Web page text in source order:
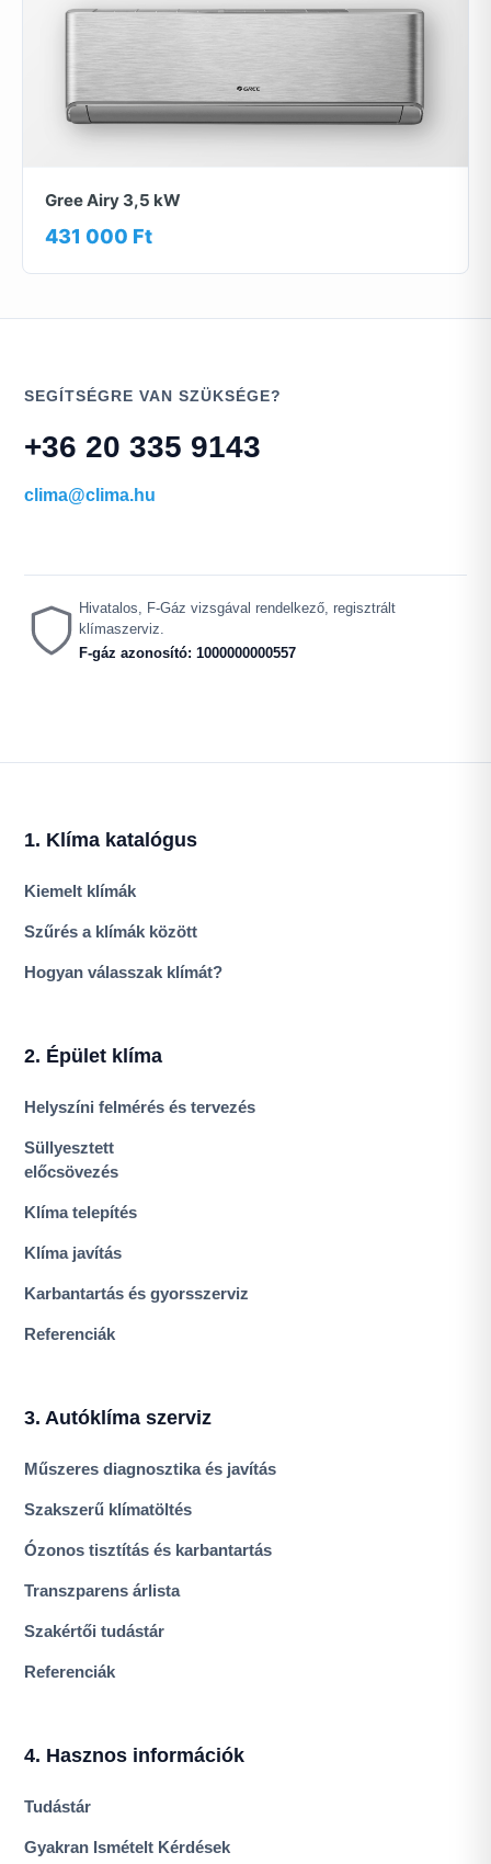
Gree Airy 3,5 kW
431 000 Ft
SEGÍTSÉGRE VAN SZÜKSÉGE?
+36 20 335 9143
clima@clima.hu
Hivatalos, F-Gáz vizsgával rendelkező, regisztrált
klímaszerviz.
F-gáz azonosító: 1000000000557
1. Klíma katalógus
Kiemelt klímák
Szűrés a klímák között
Hogyan válasszak klímát?
2. Épület klíma
Helyszíni felmérés és tervezés
Süllyesztett
előcsövezés
Klíma telepítés
Klíma javítás
Karbantartás és gyorsszerviz
Referenciák
3. Autóklíma szerviz
Műszeres diagnosztika és javítás
Szakszerű klímatöltés
Ózonos tisztítás és karbantartás
Transzparens árlista
Szakértői tudástár
Referenciák
4. Hasznos információk
Tudástár
Gyakran Ismételt Kérdések